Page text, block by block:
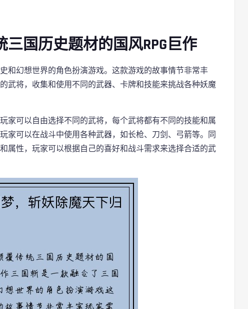
国历史题材的国风RPG巨作
和幻想世界的角色扮演游戏。这款游戏的故事情节非常丰
武将，收集和使用不同的武器、卡牌和技能来挑战各种妖魔
家可以自由选择不同的武将，每个武将都有不同的技能和属
家可以在战斗中使用各种武器，如长枪、刀剑、弓箭等。同
属性，玩家可以根据自己的喜好和战斗需求来选择合适的武